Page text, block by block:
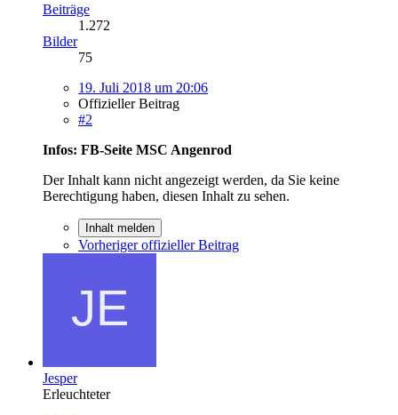
Beiträge
1.272
Bilder
75
19. Juli 2018 um 20:06
Offizieller Beitrag
#2
Infos: FB-Seite MSC Angenrod
Der Inhalt kann nicht angezeigt werden, da Sie keine
Berechtigung haben, diesen Inhalt zu sehen.
Inhalt melden
Vorheriger offizieller Beitrag
Jesper
Erleuchteter